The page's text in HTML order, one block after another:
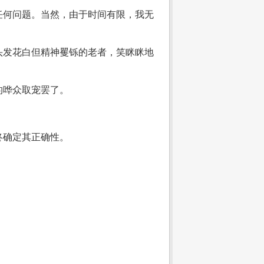
问题。当然，由于时间有限，我无
花白但精神矍铄的老者，笑眯眯地
众取宠罢了。
定其正确性。